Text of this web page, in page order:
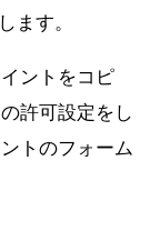
ます。
ントをコピ
許可設定をし
トのフォーム